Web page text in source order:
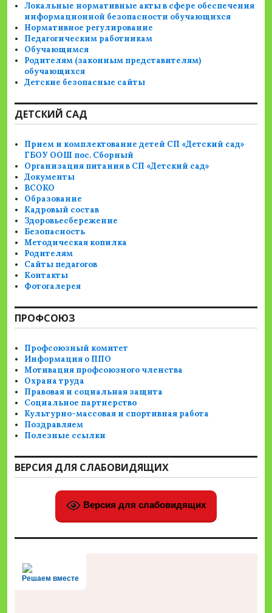
Локальные нормативные акты в сфере обеспечения
информационной безопасности обучающихся
Нормативное регулирование
Педагогическим работникам
Обучающимся
Родителям (законным представителям)
обучающихся
Детские безопасные сайты
ДЕТСКИЙ САД
Прием и комплектование детей СП «Детский сад»
ГБОУ ООШ пос. Сборный
Организация питания в СП «Детский сад»
Документы
ВСОКО
Образование
Кадровый состав
Здоровьесбережение
Безопасность
Методическая копилка
Родителям
Сайты педагогов
Контакты
Фотогалерея
ПРОФСОЮЗ
Профсоюзный комитет
Информация о ППО
Мотивация профсоюзного членства
Охрана труда
Правовая и социальная защита
Социальное партнерство
Культурно-массовая и спортивная работа
Поздравляем
Полезные ссылки
ВЕРСИЯ ДЛЯ СЛАБОВИДЯЩИХ
Версия для слабовидящих
Решаем вместе